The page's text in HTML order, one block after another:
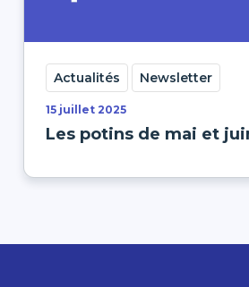
Actualités Newsletter
15 juillet 2025
Les potins de mai et